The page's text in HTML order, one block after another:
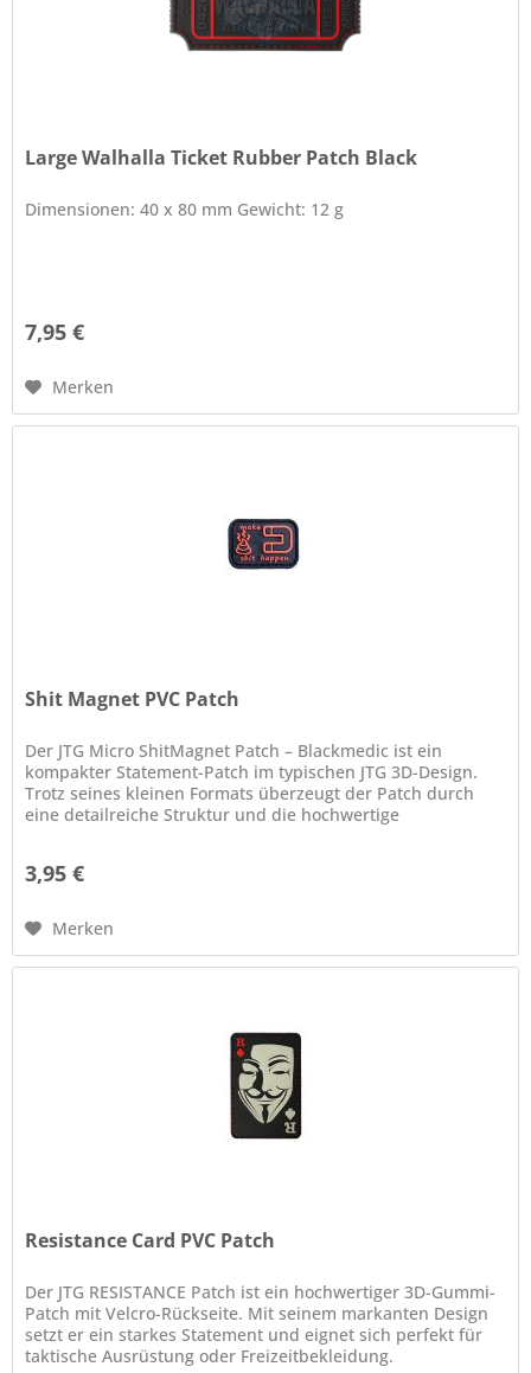
Large Walhalla Ticket Rubber Patch Black
Dimensionen: 40 x 80 mm Gewicht: 12 g
7,95 €
Merken
Shit Magnet PVC Patch
Der JTG Micro ShitMagnet Patch – Blackmedic ist ein
kompakter Statement-Patch im typischen JTG 3D-Design.
Trotz seines kleinen Formats überzeugt der Patch durch
eine detailreiche Struktur und die hochwertige
3,95 €
Merken
Resistance Card PVC Patch
Der JTG RESISTANCE Patch ist ein hochwertiger 3D-Gummi-
Patch mit Velcro-Rückseite. Mit seinem markanten Design
setzt er ein starkes Statement und eignet sich perfekt für
taktische Ausrüstung oder Freizeitbekleidung.